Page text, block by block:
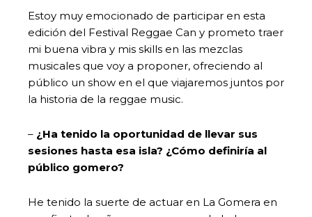
Estoy muy emocionado de participar en esta
edición del Festival Reggae Can y prometo traer
mi buena vibra y mis skills en las mezclas
musicales que voy a proponer, ofreciendo al
público un show en el que viajaremos juntos por
la historia de la reggae music.
– ¿Ha tenido la oportunidad de llevar sus
sesiones hasta esa isla? ¿Cómo definiría al
público gomero?
He tenido la suerte de actuar en La Gomera en